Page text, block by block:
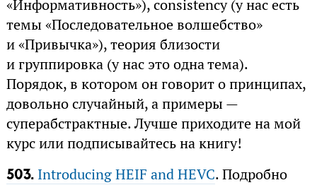
«Информативность»), consistency (у нас есть
темы «Последовательное волшебство»
и «Привычка»), теория близости
и группировка (у нас это одна тема).
Порядок, в котором он говорит о принципах,
довольно случайный, а примеры —
суперабстрактные. Лучше приходите на мой
курс или подписывайтесь на книгу!
503.Introducing HEIF and HEVC. Подробно